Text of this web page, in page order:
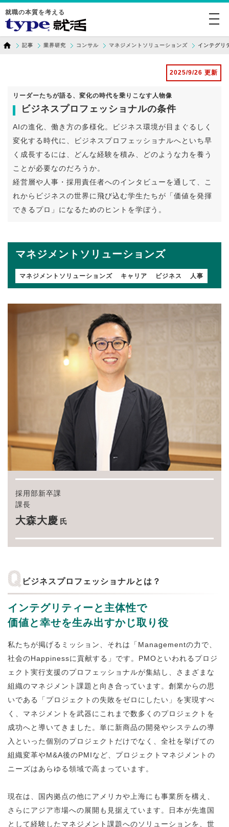
就職の本質を考える
記事 業界研究 コンサル マネジメントソリューションズ インテグリ
2025/9/26 更新
リーダーたちが語る、変化の時代を乗りこなす人物像
ビジネスプロフェッショナルの条件
AIの進化、働き方の多様化。ビジネス環境が目まぐるしく
変化する時代に、ビジネスプロフェッショナルへといち早
く成長するには、どんな経験を積み、どのような力を養う
ことが必要なのだろうか。
経営層や人事・採用責任者へのインタビューを通して、こ
れからビジネスの世界に飛び込む学生たちが「価値を発揮
できるプロ」になるためのヒントを学ぼう。
マネジメントソリューションズ
マネジメントソリューションズ キャリア ビジネス 人事
採用部新卒課
課長
大森大慶 氏
ビジネスプロフェッショナルとは？
インテグリティーと主体性で
価値と幸せを生み出すかじ取り役
私たちが掲げるミッション、それは「Managementの力で、
社会のHappinessに貢献する」です。PMOといわれるプロジ
ェクト実行支援のプロフェッショナルが集結し、さまざまな
組織のマネジメント課題と向き合っています。創業からの思
いである「プロジェクトの失敗をゼロにしたい」を実現すべ
く、マネジメントを武器にこれまで数多くのプロジェクトを
成功へと導いてきました。単に新商品の開発やシステムの導
入といった個別のプロジェクトだけでなく、全社を挙げての
組織変革やM&A後のPMIなど、プロジェクトマネジメントの
ニーズはあらゆる領域で高まっています。
現在は、国内拠点の他にアメリカや上海にも事業所を構え、
さらにアジア市場への展開も見据えています。日本が先進国
として経験したマネジメント課題へのソリューションを、世